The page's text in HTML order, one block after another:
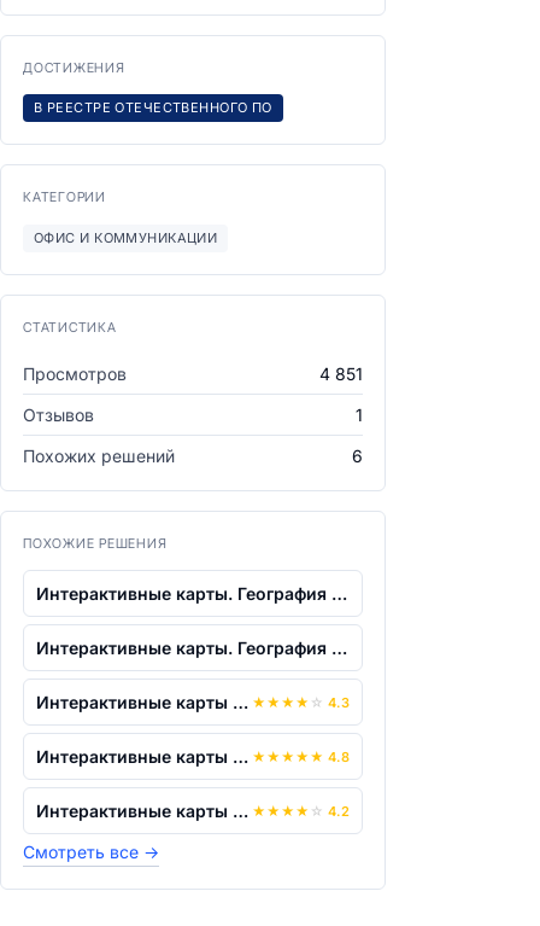
ДОСТИЖЕНИЯ
В РЕЕСТРЕ ОТЕЧЕСТВЕННОГО ПО
КАТЕГОРИИ
ОФИС И КОММУНИКАЦИИ
СТАТИСТИКА
Просмотров
4 851
Отзывов
1
Похожих решений
6
ПОХОЖИЕ РЕШЕНИЯ
Интерактивные карты. География России....
Интерактивные карты. География России....
Интерактивные карты по географии. "Гео... ★ ★ ★ ★ ☆ 4.3
Интерактивные карты по географии. "Гео... ★ ★ ★ ★ ★ 4.8
Интерактивные карты по географии. "Гео... ★ ★ ★ ★ ☆ 4.2
Смотреть все →